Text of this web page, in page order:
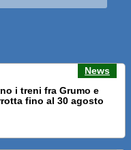
News
i treni fra Grumo e
fino al 30 agosto
Next